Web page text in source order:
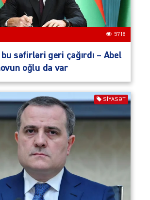
5718
səfirləri geri çağırdı – Abel
oğlu da var
SIYASƏT